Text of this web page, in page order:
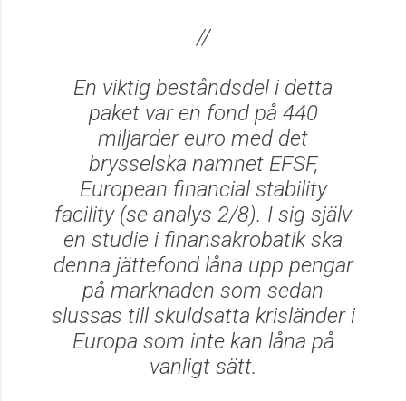
//
En viktig beståndsdel i detta
paket var en fond på 440
miljarder euro med det
brysselska namnet EFSF,
European financial stability
facility (se analys 2/8). I sig själv
en studie i finansakrobatik ska
denna jättefond låna upp pengar
på marknaden som sedan
slussas till skuldsatta krisländer i
Europa som inte kan låna på
vanligt sätt.